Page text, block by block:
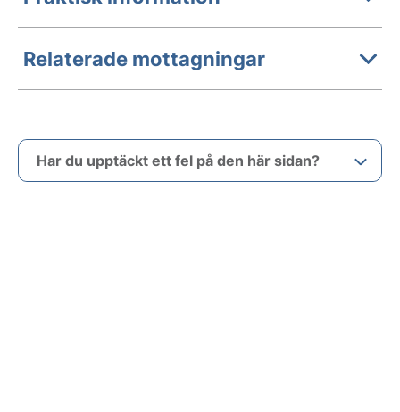
Relaterade mottagningar
Har du upptäckt ett fel på den här sidan?